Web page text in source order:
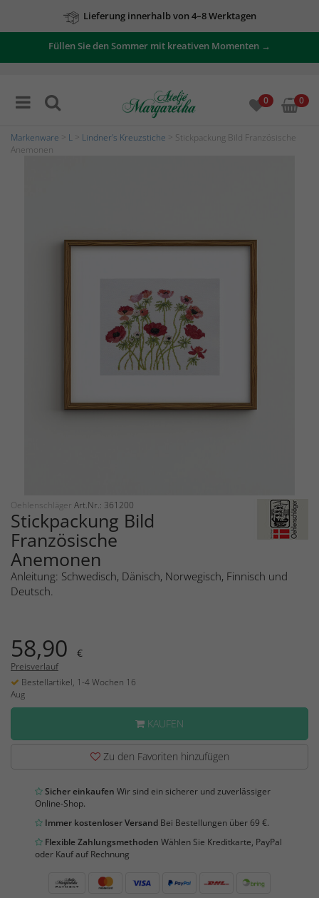
Lieferung innerhalb von 4–8 Werktagen
Füllen Sie den Sommer mit kreativen Momenten →
0 0
Markenware L Lindner's Kreuzstiche > Stickpackung Bild Französische
Anemonen
Oehlenschläger Art.Nr.: 361200
Stickpackung Bild
Französische
Anemonen
Anleitung: Schwedisch, Dänisch, Norwegisch, Finnisch und
Deutsch.
58,90 €
Preisverlauf
Bestellartikel, 1-4 Wochen 16
Aug
KAUFEN
Zu den Favoriten hinzufügen
Sicher einkaufen Wir sind ein sicherer und zuverlässiger
Online-Shop.
Immer kostenloser Versand Bei Bestellungen über 69 €.
Flexible Zahlungsmethoden Wählen Sie Kreditkarte, PayPal
oder Kauf auf Rechnung